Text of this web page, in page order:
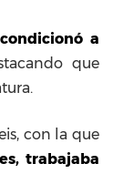
a
que
con la que
trabajaba